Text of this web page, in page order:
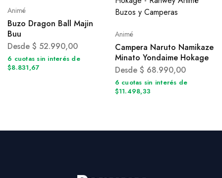
Animé
Buzo Dragon Ball Majin
Buu
Desde $ 52.990,00
6 cuotas sin interés de
$8.831,67
Animé
Campera Naruto Namikaze
Minato Yondaime Hokage
Desde $ 68.990,00
6 cuotas sin interés de
$11.498,33